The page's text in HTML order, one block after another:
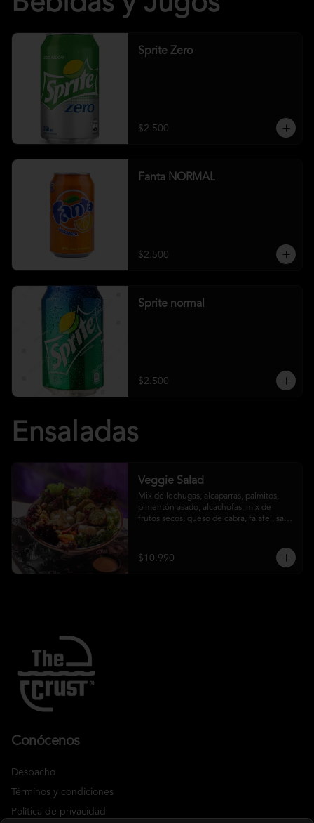
Sprite Zero
$2.500
Fanta NORMAL
$2.500
Sprite normal
$2.500
Ensaladas
Veggie Salad
Mix de lechugas, alcaparras, palmitos,
pimentón asado, alcachofas, mix de
frutos secos, queso de cabra, falafel, salsa
$10.990
Conócenos
Despacho
Términos y condiciones
Política de privacidad